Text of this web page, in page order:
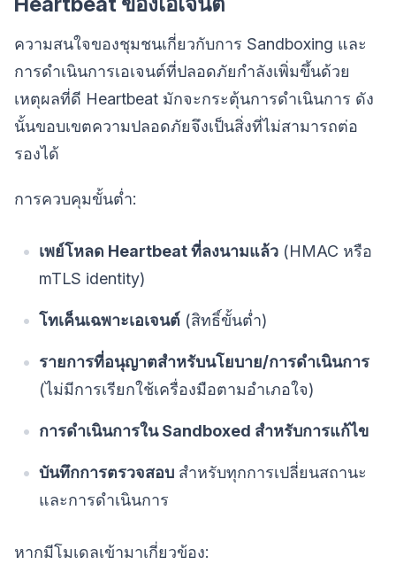
ความสนใจของชุมชนเกี่ยวกับการ Sandboxing และ
การดำเนินการเอเจนต์ที่ปลอดภัยกำลังเพิ่มขึ้นด้วย
เหตุผลที่ดี Heartbeat มักจะกระตุ้นการดำเนินการ ดัง
นั้นขอบเขตความปลอดภัยจึงเป็นสิ่งที่ไม่สามารถต่อ
รองได้
การควบคุมขั้นต่ำ:
เพย์โหลด Heartbeat ที่ลงนามแล้ว (HMAC หรือ
mTLS identity)
โทเค็นเฉพาะเอเจนต์ (สิทธิ์ขั้นต่ำ)
รายการที่อนุญาตสำหรับนโยบาย/การดำเนินการ
(ไม่มีการเรียกใช้เครื่องมือตามอำเภอใจ)
การดำเนินการใน Sandboxed สำหรับการแก้ไข
บันทึกการตรวจสอบ สำหรับทุกการเปลี่ยนสถานะ
และการดำเนินการ
หากมีโมเดลเข้ามาเกี่ยวข้อง: